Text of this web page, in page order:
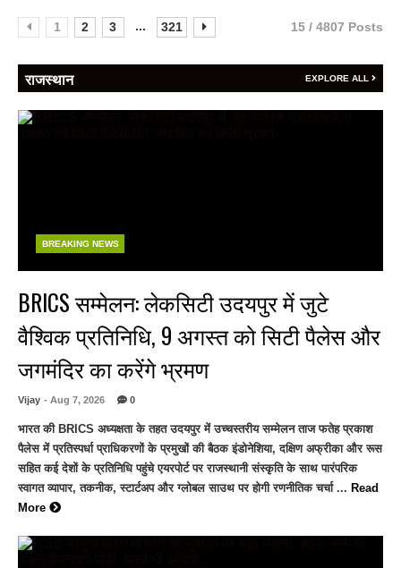
1 2 3 ... 321 15 / 4807 Posts
राजस्थान EXPLORE ALL
BREAKING NEWS
BRICS सम्मेलन: लेकसिटी उदयपुर में जुटे
वैश्विक प्रतिनिधि, 9 अगस्त को सिटी पैलेस और
जगमंदिर का करेंगे भ्रमण
Vijay - Aug 7, 2026 0
भारत की BRICS अध्यक्षता के तहत उदयपुर में उच्चस्तरीय सम्मेलन ताज फतेह प्रकाश
पैलेस में प्रतिस्पर्धा प्राधिकरणों के प्रमुखों की बैठक इंडोनेशिया, दक्षिण अफ्रीका और रूस
सहित कई देशों के प्रतिनिधि पहुंचे एयरपोर्ट पर राजस्थानी संस्कृति के साथ पारंपरिक
स्वागत व्यापार, तकनीक, स्टार्टअप और ग्लोबल साउथ पर होगी रणनीतिक चर्चा ... Read
More